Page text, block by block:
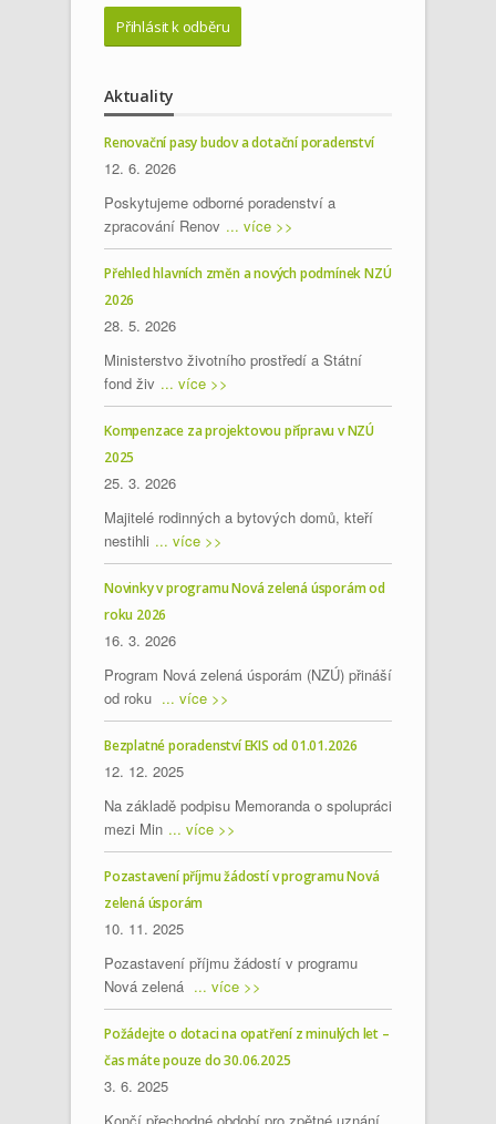
Aktuality
Renovační pasy budov a dotační poradenství
12. 6. 2026
Poskytujeme odborné poradenství a
zpracování Renov ... více >>
Přehled hlavních změn a nových podmínek NZÚ
2026
28. 5. 2026
Ministerstvo životního prostředí a Státní
fond živ ... více >>
Kompenzace za projektovou přípravu v NZÚ
2025
25. 3. 2026
Majitelé rodinných a bytových domů, kteří
nestihli ... více >>
Novinky v programu Nová zelená úsporám od
roku 2026
16. 3. 2026
Program Nová zelená úsporám (NZÚ) přináší
od roku ... více >>
Bezplatné poradenství EKIS od 01.01.2026
12. 12. 2025
Na základě podpisu Memoranda o spolupráci
mezi Min ... více >>
Pozastavení příjmu žádostí v programu Nová
zelená úsporám
10. 11. 2025
Pozastavení příjmu žádostí v programu
Nová zelená ... více >>
Požádejte o dotaci na opatření z minulých let –
čas máte pouze do 30.06.2025
3. 6. 2025